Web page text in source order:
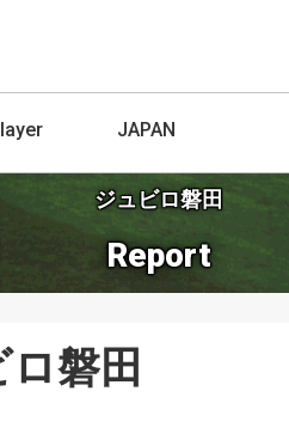
JAPAN
ジュビロ磐田
Report
磐田